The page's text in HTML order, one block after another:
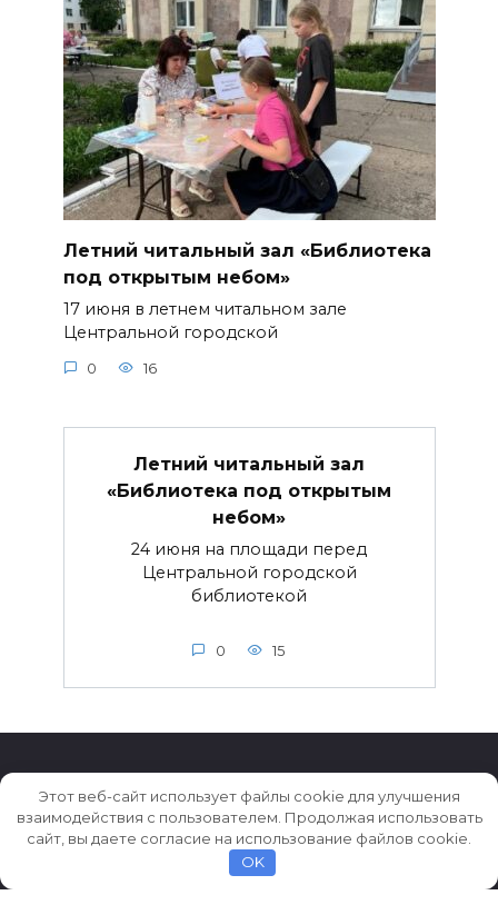
Летний читальный зал «Библиотека
под открытым небом»
17 июня в летнем читальном зале
Центральной городской
0 16
Летний читальный зал
«Библиотека под открытым
небом»
24 июня на площади перед
Центральной городской
библиотекой
0 15
© 2026 Истории ★ Новости ★ Факты ★ Очерки
Этот веб-сайт использует файлы cookie для улучшения
взаимодействия с пользователем. Продолжая использовать
сайт, вы даете согласие на использование файлов cookie.
OK